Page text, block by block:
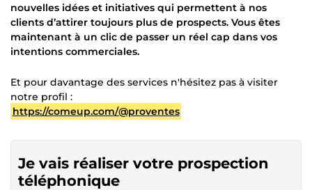
nouvelles idées et initiatives qui permettent à nos
clients d’attirer toujours plus de prospects. Vous êtes
maintenant à un clic de passer un réel cap dans vos
intentions commerciales.
Et pour davantage des services n'hésitez pas à visiter
notre profil :
https://comeup.com/@proventes
Je vais réaliser votre prospection
téléphonique